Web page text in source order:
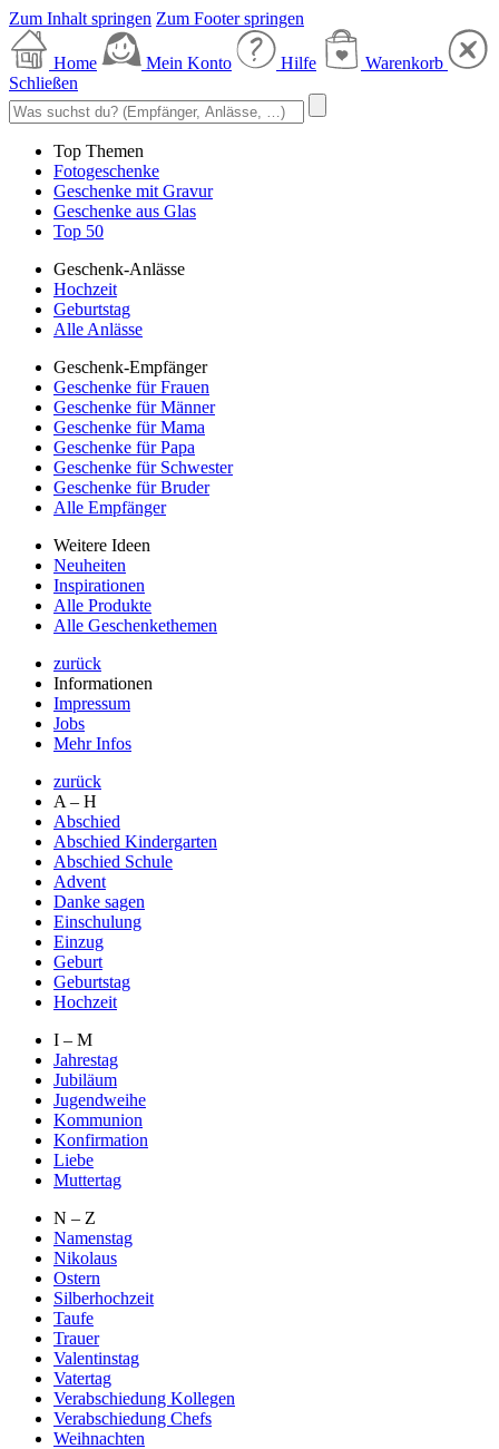
Zum Inhalt springen Zum Footer springen
Home Mein Konto Hilfe
Warenkorb
Schließen
Top Themen
Fotogeschenke
Geschenke mit Gravur
Geschenke aus Glas
Top 50
Geschenk-Anlässe
Hochzeit
Geburtstag
Alle Anlässe
Geschenk-Empfänger
Geschenke für Frauen
Geschenke für Männer
Geschenke für Mama
Geschenke für Papa
Geschenke für Schwester
Geschenke für Bruder
Alle Empfänger
Weitere Ideen
Neuheiten
Inspirationen
Alle Produkte
Alle Geschenkethemen
zurück
Informationen
Impressum
Jobs
Mehr Infos
zurück
A – H
Abschied
Abschied Kindergarten
Abschied Schule
Advent
Danke sagen
Einschulung
Einzug
Geburt
Geburtstag
Hochzeit
I – M
Jahrestag
Jubiläum
Jugendweihe
Kommunion
Konfirmation
Liebe
Muttertag
N – Z
Namenstag
Nikolaus
Ostern
Silberhochzeit
Taufe
Trauer
Valentinstag
Vatertag
Verabschiedung Kollegen
Verabschiedung Chefs
Weihnachten